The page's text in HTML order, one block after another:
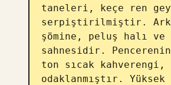
taneleri, keçe ren
serpiştirilmiştir. Arka
şömine, peluş halı
sahnesidir.
ton sıcak
odaklanmıştır.